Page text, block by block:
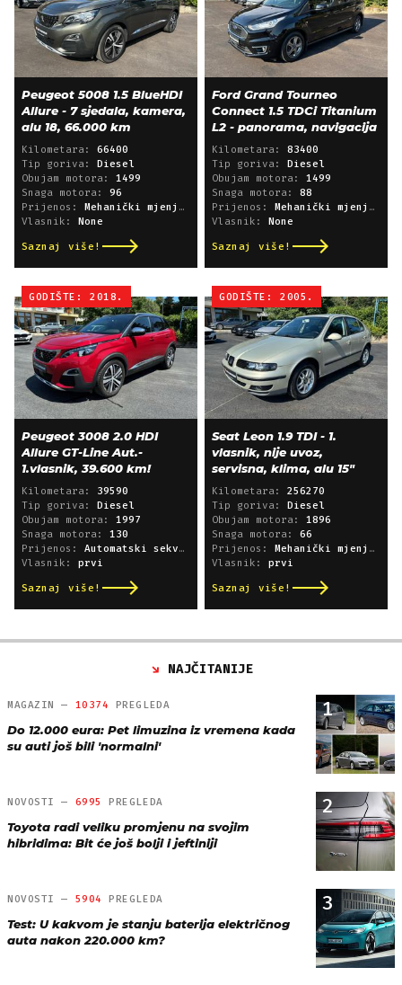
Peugeot 5008 1.5 BlueHDI
Allure - 7 sjedala, kamera,
alu 18, 66.000 km
Kilometara: 66400
Tip goriva: Diesel
Obujam motora: 1499
Snaga motora: 96
Prijenos: Mehanički mjenjač
Vlasnik: None
Saznaj više!
Ford Grand Tourneo
Connect 1.5 TDCi Titanium
L2 - panorama, navigacija
Kilometara: 83400
Tip goriva: Diesel
Obujam motora: 1499
Snaga motora: 88
Prijenos: Mehanički mjenjač
Vlasnik: None
Saznaj više!
GODIŠTE: 2018.
Peugeot 3008 2.0 HDI
Allure GT-Line Aut.-
1.vlasnik, 39.600 km!
Kilometara: 39590
Tip goriva: Diesel
Obujam motora: 1997
Snaga motora: 130
Prijenos: Automatski sekvencijski
Vlasnik: prvi
Saznaj više!
GODIŠTE: 2005.
Seat Leon 1.9 TDI - 1.
vlasnik, nije uvoz,
servisna, klima, alu 15"
Kilometara: 256270
Tip goriva: Diesel
Obujam motora: 1896
Snaga motora: 66
Prijenos: Mehanički mjenjač
Vlasnik: prvi
Saznaj više!
NAJČITANIJE
1
MAGAZIN — 10374 PREGLEDA
Do 12.000 eura: Pet limuzina iz vremena kada
su auti još bili 'normalni'
2
NOVOSTI — 6995 PREGLEDA
Toyota radi veliku promjenu na svojim
hibridima: Bit će još bolji i jeftiniji
3
NOVOSTI — 5904 PREGLEDA
Test: U kakvom je stanju baterija električnog
auta nakon 220.000 km?